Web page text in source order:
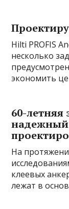
Hilti PROFIS
несколько
экономить
60-летняя
надежный
На
клеевых
лежат в